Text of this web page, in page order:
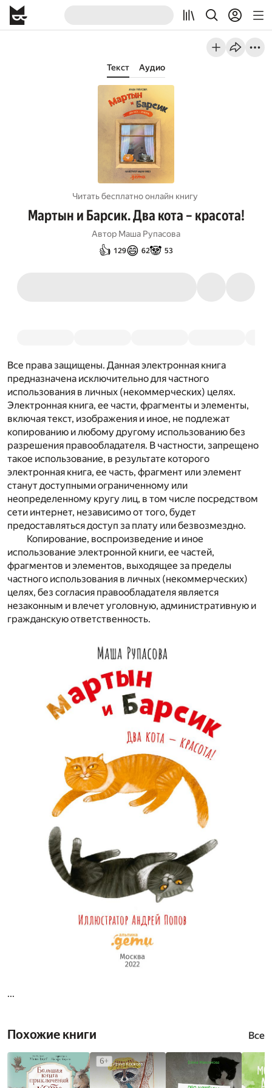
Текст Аудио
Читать бесплатно онлайн книгу
Мартын и Барсик. Два кота – красота!
Автор Маша Рупасова
👍 129😄 62🐼 53
Все права защищены. Данная электронная книга
предназначена исключительно для частного
использования в личных (некоммерческих) целях.
Электронная книга, ее части, фрагменты и элементы,
включая текст, изображения и иное, не подлежат
копированию и любому другому использованию без
разрешения правообладателя. В частности, запрещено
такое использование, в результате которого
электронная книга, ее часть, фрагмент или элемент
станут доступными ограниченному или
неопределенному кругу лиц, в том числе посредством
сети интернет, независимо от того, будет
предоставляться доступ за плату или безвозмездно.
Копирование, воспроизведение и иное
использование электронной книги, ее частей,
фрагментов и элементов, выходящее за пределы
частного использования в личных (некоммерческих)
целях, без согласия правообладателя является
незаконным и влечет уголовную, административную и
гражданскую ответственность.
...
Похожие книги Все